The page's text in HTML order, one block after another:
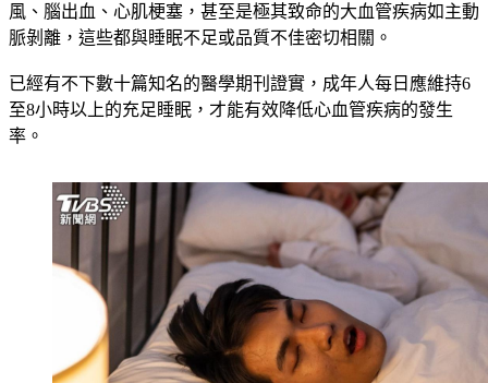
產生劇烈的血壓波動，進而引發嚴重的血管意外，例如腦中
風、腦出血、心肌梗塞，甚至是極其致命的大血管疾病如主動
已經有不下數十篇知名的醫學期刊證實，成年人每日應維持6
至8小時以上的充足睡眠，才能有效降低心血管疾病的發生